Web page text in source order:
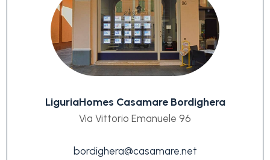
LiguriaHomes Casamare Bordighera
Via Vittorio Emanuele 96
bordighera@casamare.net